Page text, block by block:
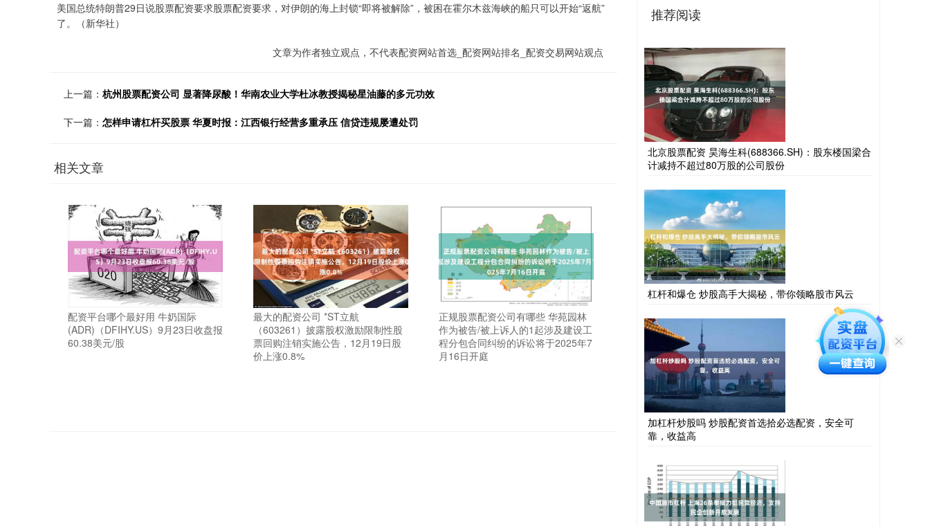
美国总统特朗普29日说股票配资要求股票配资要求，对伊朗的海上封锁“即将被解除”，被困在霍尔木兹海峡的船只可以开始“返航”
了。（新华社）
文章为作者独立观点，不代表配资网站首选_配资网站排名_配资交易网站观点
上一篇： 杭州股票配资公司 显著降尿酸！华南农业大学杜冰教授揭秘星油藤的多元功效
下一篇： 怎样申请杠杆买股票 华夏时报：江西银行经营多重承压 信贷违规屡遭处罚
相关文章
配资平台哪个最好用 牛奶国际
(ADR)（DFIHY.US）9月23日收盘报
60.38美元/股
最大的配资公司 *ST立航
（603261）披露股权激励限制性股
票回购注销实施公告，12月19日股
价上涨0.8%
正规股票配资公司有哪些 华苑园林
作为被告/被上诉人的1起涉及建设工
程分包合同纠纷的诉讼将于2025年7
月16日开庭
推荐阅读
北京股票配资 昊海生科(688366.SH)：股东楼国梁合
计减持不超过80万股的公司股份
杠杆和爆仓 炒股高手大揭秘，带你领略股市风云
加杠杆炒股吗 炒股配资首选拾必选配资，安全可
靠，收益高